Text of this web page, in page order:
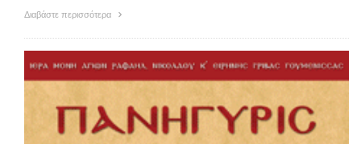
Διαβάστε περισσότερα